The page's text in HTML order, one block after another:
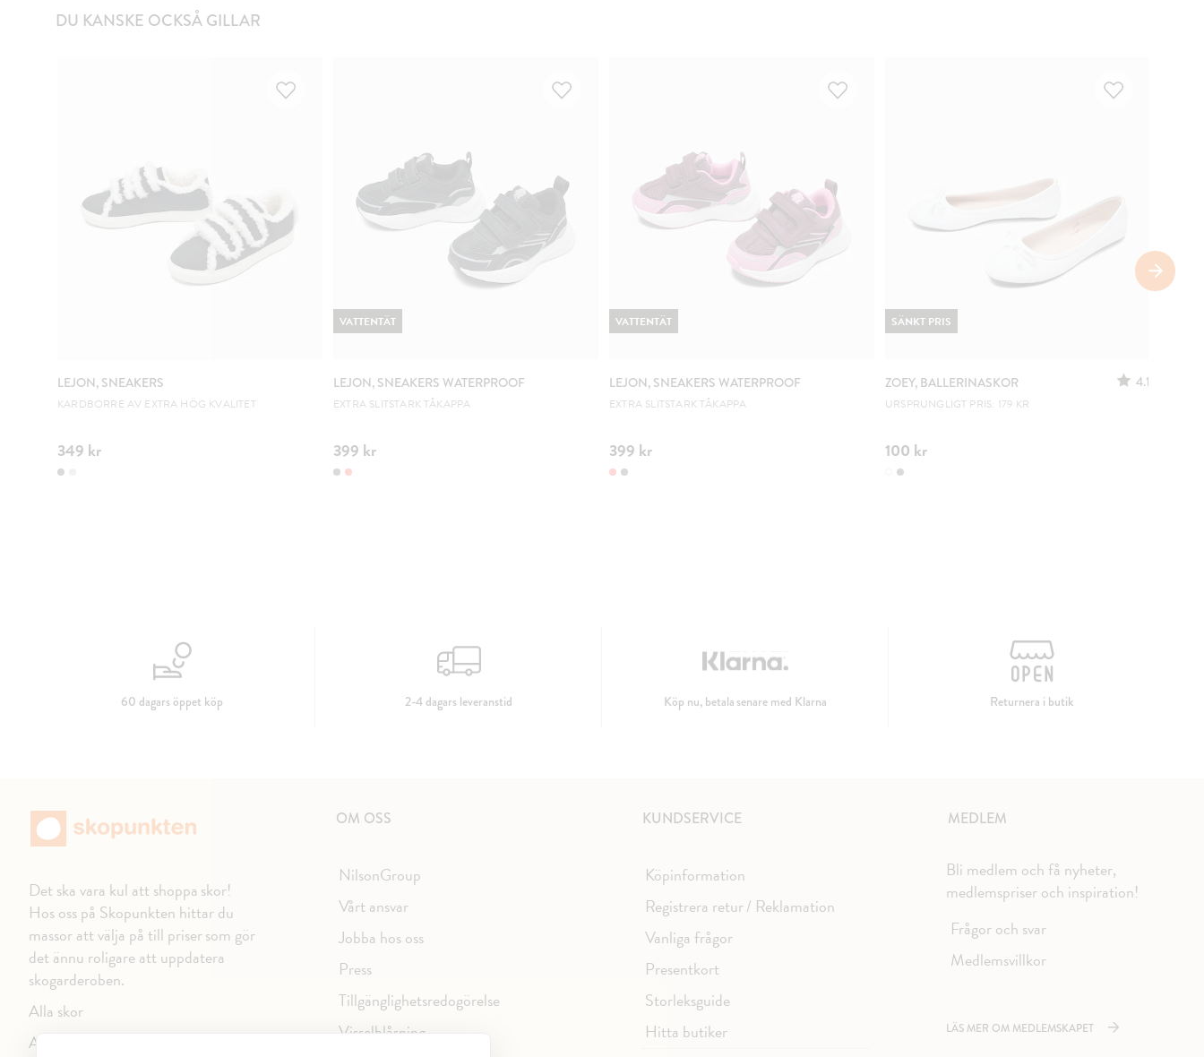
DU KANSKE OCKSÅ GILLAR
LEJON, SNEAKERS
KARDBORRE AV EXTRA HÖG KVALITET
349 kr
LEJON, SNEAKERS WATERPROOF
EXTRA SLITSTARK TÅKAPPA
399 kr
VATTENTÄT
LEJON, SNEAKERS WATERPROOF
EXTRA SLITSTARK TÅKAPPA
399 kr
VATTENTÄT
ZOEY, BALLERINASKOR 4.1
URSPRUNGLIGT PRIS: 179 KR
100 kr
SÄNKT PRIS
60 dagars öppet köp 2-4 dagars leveranstid Köp nu, betala senare med Klarna Returnera i butik
Det ska vara kul att shoppa skor!
Hos oss på Skopunkten hittar du
massor att välja på till priser som gör
det ännu roligare att uppdatera
skogarderoben.
Alla skor
Alla varumärken
OM OSS
NilsonGroup
Vårt ansvar
Jobba hos oss
Press
Tillgänglighetsredogörelse
Visselblåsning
KUNDSERVICE
Köpinformation
Registrera retur / Reklamation
Vanliga frågor
Presentkort
Storleksguide
Hitta butiker
MEDLEM
Bli medlem och få nyheter,
medlemspriser och inspiration!
Frågor och svar
Medlemsvillkor
LÄS MER OM MEDLEMSKAPET